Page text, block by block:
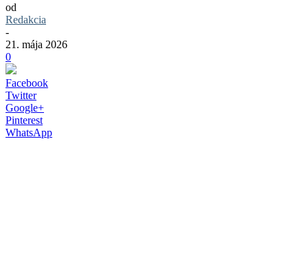
od
Redakcia
-
21. mája 2026
0
Facebook
Twitter
Google+
Pinterest
WhatsApp